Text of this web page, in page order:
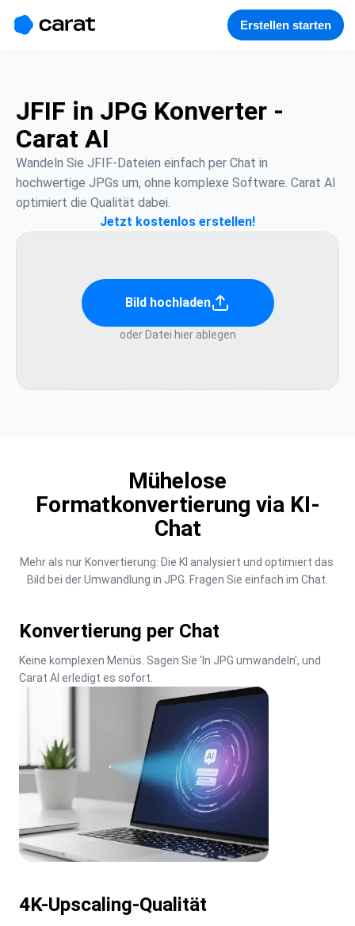
Erstellen starten
JFIF in JPG Konverter -
Carat AI
Wandeln Sie JFIF-Dateien einfach per Chat in
hochwertige JPGs um, ohne komplexe Software. Carat AI
optimiert die Qualität dabei.
Jetzt kostenlos erstellen!
Bild hochladen
oder Datei hier ablegen
Mühelose
Formatkonvertierung via KI-
Chat
Mehr als nur Konvertierung: Die KI analysiert und optimiert das
Bild bei der Umwandlung in JPG. Fragen Sie einfach im Chat.
Konvertierung per Chat
Keine komplexen Menüs. Sagen Sie 'In JPG umwandeln', und
Carat AI erledigt es sofort.
4K-Upscaling-Qualität